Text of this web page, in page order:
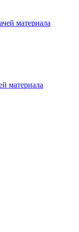
материала
материала